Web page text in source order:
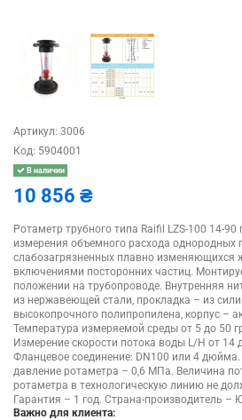
Артикул: 3006
Код: 5904001
В наличии
10 856 ₴
Ротаметр трубного типа Raifil LZS-100 14-90
измерения объемного расхода однородных
слабозагрязненных плавно изменяющихся
включениями посторонних частиц.
положении на трубопроводе. Внутренняя
из нержавеющей стали, прокладка – из
высокопрочного полипропилена, корпус –
Температура измеряемой среды от 5 до 50
Измерение скорости потока воды L/H от 14
Фланцевое соединение: DN100 или 4
давление ротаметра – 0,6 МПа. Величина
ротаметра в технологическую линию не
Гарантия – 1 год. Страна-производитель –
Важно для клиента: